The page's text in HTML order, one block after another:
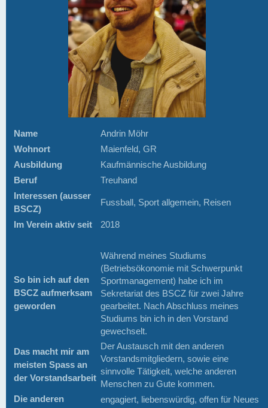
Name Andrin Möhr
Wohnort Maienfeld, GR
Ausbildung Kaufmännische Ausbildung
Beruf Treuhand
Interessen (ausser
BSCZ)
Fussball, Sport allgemein, Reisen
Im Verein aktiv seit 2018
So bin ich auf den
BSCZ aufmerksam
geworden
Während meines Studiums
(Betriebsökonomie mit Schwerpunkt
Sportmanagement) habe ich im
Sekretariat des BSCZ für zwei Jahre
gearbeitet. Nach Abschluss meines
Studiums bin ich in den Vorstand
gewechselt.
Das macht mir am
meisten Spass an
der Vorstandsarbeit
Der Austausch mit den anderen
Vorstandsmitgliedern, sowie eine
sinnvolle Tätigkeit, welche anderen
Menschen zu Gute kommen.
Die anderen
engagiert, liebenswürdig, offen für Neues